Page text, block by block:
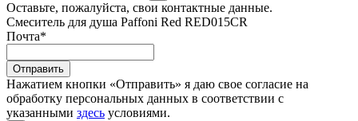
Оставьте, пожалуйста, свои контактные данные.
Смеситель для душа Paffoni Red RED015CR
Почта*
Отправить
Нажатием кнопки «Отправить» я даю свое согласие на
обработку персональных данных в соответствии с
указанными здесь условиями.